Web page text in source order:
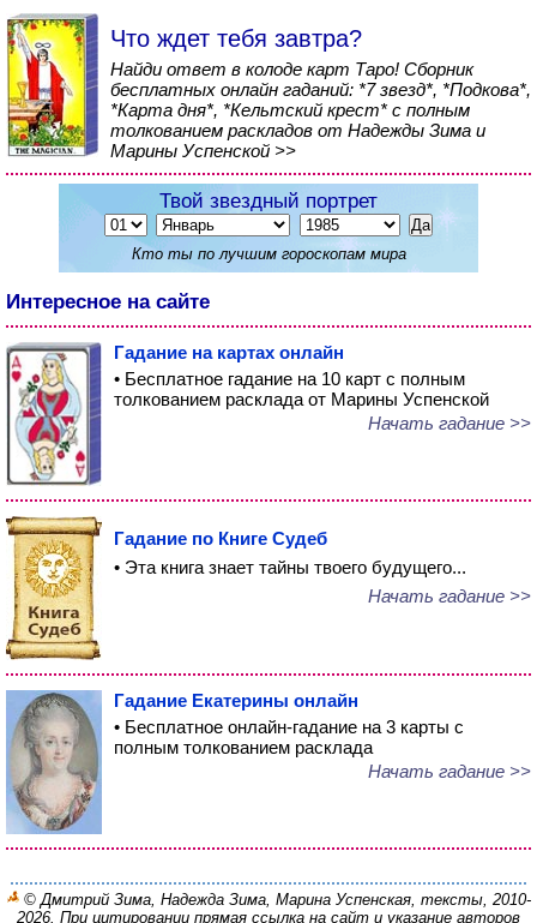
Что ждет тебя завтра?
Найди ответ в колоде карт Таро! Сборник
бесплатных онлайн гаданий: *7 звезд*, *Подкова*,
*Карта дня*, *Кельтский крест* с полным
толкованием раскладов от Надежды Зима и
Марины Успенской >>
Твой звездный портрет
Кто ты по лучшим гороскопам мира
Интересное на сайте
Гадание на картах онлайн
• Бесплатное гадание на 10 карт с полным
толкованием расклада от Марины Успенской
Начать гадание >>
Гадание по Книге Судеб
• Эта книга знает тайны твоего будущего...
Начать гадание >>
Гадание Екатерины онлайн
• Бесплатное онлайн-гадание на 3 карты с
полным толкованием расклада
Начать гадание >>
© Дмитрий Зима, Надежда Зима, Марина Успенская, тексты, 2010-
2026. При цитировании прямая ссылка на сайт и указание авторов